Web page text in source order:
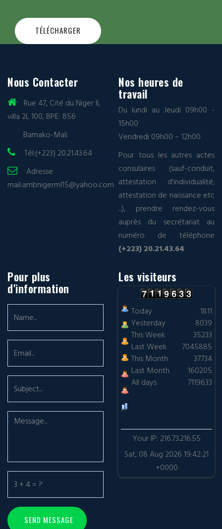
TÉLÉCHARGER
Nous Contacter
Rue 47, Cité du Niger II,
villa 2L 100, BPE: 856
Bamako-Mali
Tél:(+223) 20.21.43.64
Adresse
mail:ambnigerml15@yahoo.com
Nos heures de
travail
Du lundi au Jeudi 09h00 -
15h00
Vendredi 09h00 – 12h00
Pour tous les autres actes
consulaires (sauf-conduit,
attestation d'individualité,
attestation de naissance etc
...), prendre rendez-vous
auprès du secrétariat au
numéro de téléphone
(+223) 20.21.43.64
Pour plus
d'information
Les visiteurs
Today
Yesterday
This Week
Last Week
This Month
Last Month
All days
1811
8039
35233
7045885
37734
160205
7119633
Your IP: 216.73.216.55
Sat, 08 Aug 2026 19:42:21
+0000